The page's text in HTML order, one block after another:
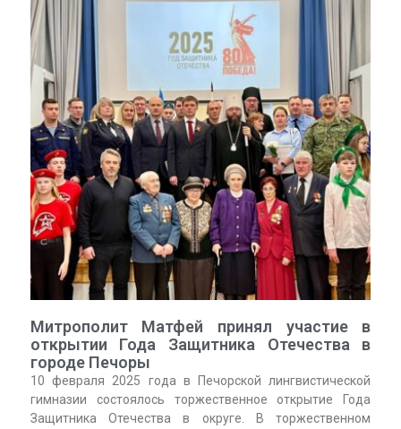
Митрополит Матфей принял участие в
открытии Года Защитника Отечества в
городе Печоры
10 февраля 2025 года в Печорской лингвистической
гимназии состоялось торжественное открытие Года
Защитника Отечества в округе. В торжественном